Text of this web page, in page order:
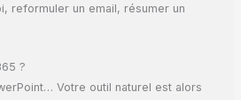
reformuler un email, résumer un
?
Votre outil naturel est alors